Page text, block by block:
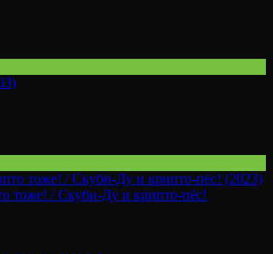
тоже! / Скуби-Ду и крипто-пёс!